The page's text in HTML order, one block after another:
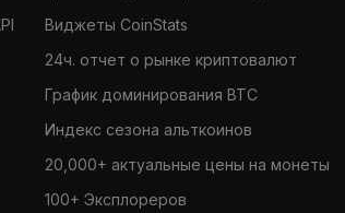
Виджеты CoinStats
24ч. отчет о рынке криптовалют
График доминирования BTC
Индекс сезона альткоинов
20,000+ актуальные цены на монеты
100+ Эксплореров